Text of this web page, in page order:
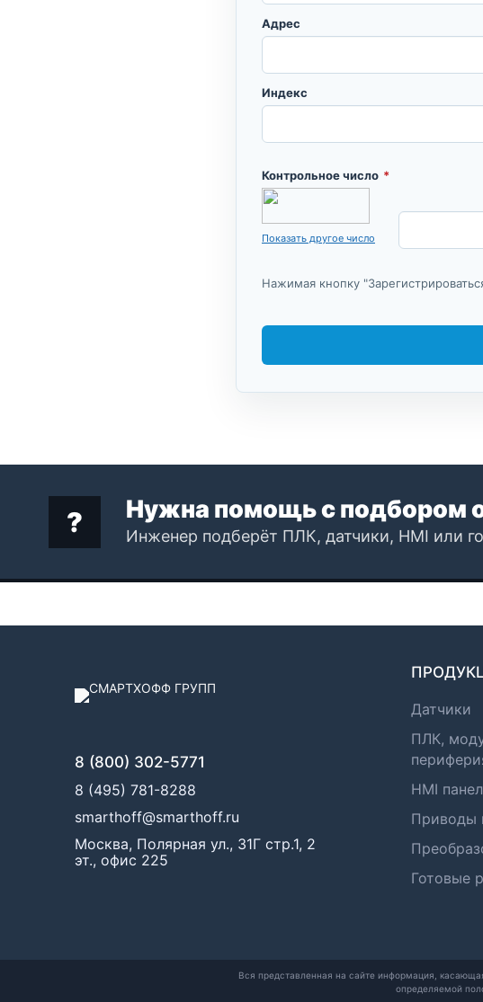
Адрес
Индекс
Контрольное число *
Показать другое число
Нажимая кнопку
Нужна помощь с подбором
Инженер подберёт ПЛК, датчики, HMI или
8 (800) 302-5771
8 (495) 781-8288
smarthoff@smarthoff.ru
Москва, Полярная ул., 31Г стр.1, 2
эт., офис 225
Датчики
ПЛК,
HMI
Приводы
Готовые
Вся представленная на сайте информация,
определяемой